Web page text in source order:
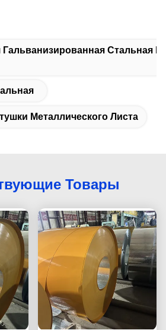
Стальная
Металлического Листа
Товары